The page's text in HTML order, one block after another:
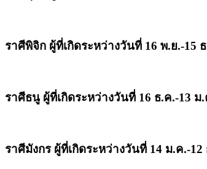
ราศีพิจิก ผู้ที่เกิดระหว่างวันที่ 16 พ.ย.-15
ราศีธนู ผู้ที่เกิดระหว่างวันที่ 16 ธ.ค.-13 ม
ราศีมังกร ผู้ที่เกิดระหว่างวันที่ 14 ม.ค.-12